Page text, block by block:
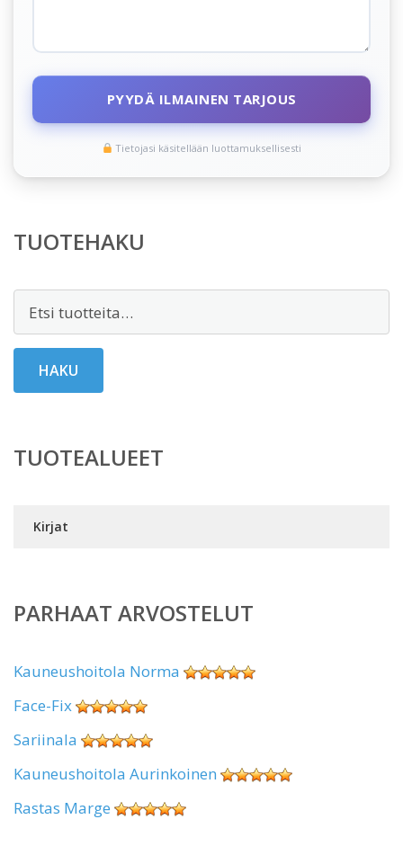
PYYDÄ ILMAINEN TARJOUS
Tietojasi käsitellään luottamuksellisesti
TUOTEHAKU
HAKU
TUOTEALUEET
Kirjat
PARHAAT ARVOSTELUT
Kauneushoitola Norma
Face-Fix
Sariinala
Kauneushoitola Aurinkoinen
Rastas Marge